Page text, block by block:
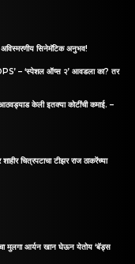
सिनेमॅटिक अनुभव!
– ‘स्पेशल ऑप्स २’ आवडला का? तर
केली इतक्या कोटींची कमाई. –
चित्रपटाचा टीझर राज ठाकरेंच्या
आर्यन खान घेऊन येतोय ‘बॅड्स